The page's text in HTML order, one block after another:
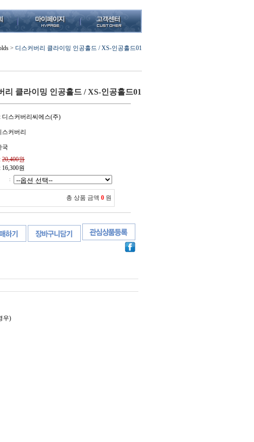
> 디스커버리 클라이밍 인공홀드 / XS-인공홀드01
리 클라이밍 인공홀드 / XS-인공홀드01
디스커버리씨에스(주)
커버리
국
20,400원
16,300원
:
총 상품 금액 0 원
우)